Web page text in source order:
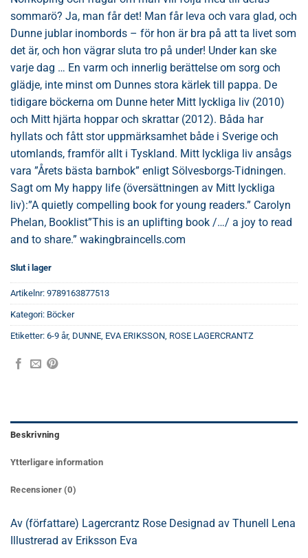
sommarö? Ja, man får det! Man får leva och vara glad, och
Dunne jublar inombords – för hon är bra på att ta livet som
det är, och hon vägrar sluta tro på under! Under kan ske
varje dag … En varm och innerlig berättelse om sorg och
glädje, inte minst om Dunnes stora kärlek till pappa. De
tidigare böckerna om Dunne heter Mitt lyckliga liv (2010)
och Mitt hjärta hoppar och skrattar (2012). Båda har
hyllats och fått stor uppmärksamhet både i Sverige och
utomlands, framför allt i Tyskland. Mitt lyckliga liv ansågs
vara ”Årets bästa barnbok” enligt Sölvesborgs-Tidningen.
Sagt om My happy life (översättningen av Mitt lyckliga
liv):”A quietly compelling book for young readers.” Carolyn
Phelan, Booklist”This is an uplifting book /…/ a joy to read
and to share.” wakingbraincells.com
Slut i lager
Artikelnr: 9789163877513
Kategori: Böcker
Etiketter: 6-9 år, DUNNE EVA ERIKSSON ROSE LAGERCRANTZ
Beskrivning
Ytterligare information
Recensioner (0)
Av (författare) Lagercrantz Rose Designad av Thunell Lena
Illustrerad av Eriksson Eva